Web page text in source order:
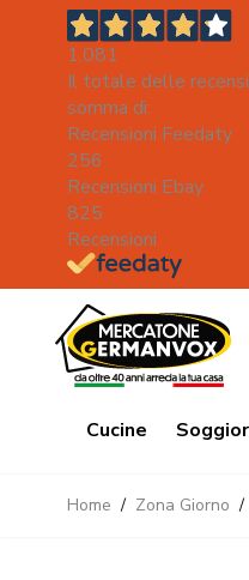
1.081
Il totale delle
somma di:
Recensioni Feedaty
256
Recensioni Ebay
825
Recensioni
Salta al contenuto
Cucine
Home / Zona Giorno /